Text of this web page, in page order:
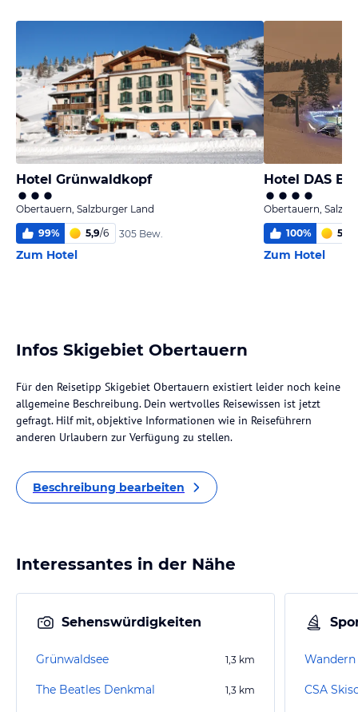
Hotel Grünwaldkopf
Obertauern, Salzburger Land
99% 5,9/6 305 Bew.
Zum Hotel
Hotel DAS
Obertauern,
100% 5,9
Zum Hotel
Infos Skigebiet Obertauern
Für den Reisetipp Skigebiet Obertauern existiert leider noch keine
allgemeine Beschreibung. Dein wertvolles Reisewissen ist jetzt
gefragt. Hilf mit, objektive Informationen wie in Reiseführern
anderen Urlaubern zur Verfügung zu stellen.
Beschreibung bearbeiten
Interessantes in der Nähe
Sehenswürdigkeiten
Grünwaldsee 1,3 km
The Beatles Denkmal 1,3 km CSA